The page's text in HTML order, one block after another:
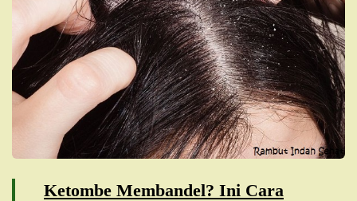
Ketombe Membandel? Ini Cara